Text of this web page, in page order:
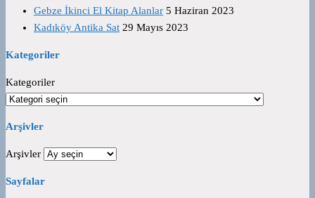
Gebze İkinci El Kitap Alanlar 5 Haziran 2023
Kadıköy Antika Sat 29 Mayıs 2023
Kategoriler
Kategoriler
Arşivler
Arşivler
Sayfalar